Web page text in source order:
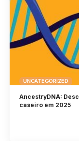
UNCATEGORIZED
AncestryDNA:
caseiro em 2025